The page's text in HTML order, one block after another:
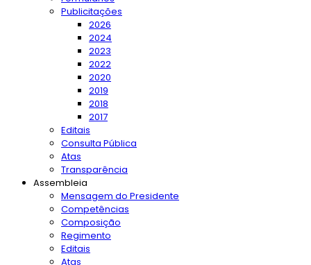
Publicitações
2026
2024
2023
2022
2020
2019
2018
2017
Editais
Consulta Pública
Atas
Transparência
Assembleia
Mensagem do Presidente
Competências
Composição
Regimento
Editais
Atas